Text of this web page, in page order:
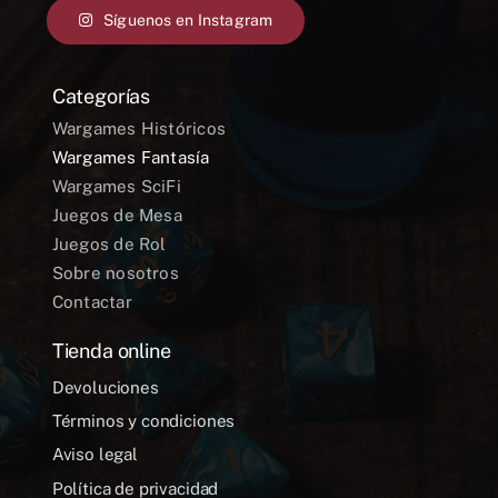
Síguenos en Instagram
Categorías
Wargames Históricos
Wargames Fantasía
Wargames SciFi
Juegos de Mesa
Juegos de Rol
Sobre nosotros
Contactar
Tienda online
Devoluciones
Términos y condiciones
Aviso legal
Política de privacidad